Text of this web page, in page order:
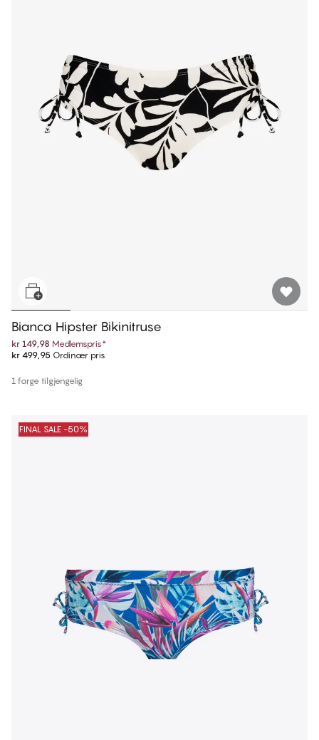
Bianca Hipster Bikinitruse
kr 149,98 Medlemspris*
kr 499,95 Ordinær pris
1 farge tilgjengelig
FINAL SALE -50%